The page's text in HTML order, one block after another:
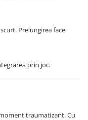
Prelungirea face
prin joc.
traumatizant. Cu